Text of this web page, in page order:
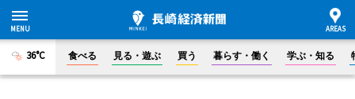
36°C 食べる 見る・遊ぶ 買う 暮らす・働く 学ぶ・知る